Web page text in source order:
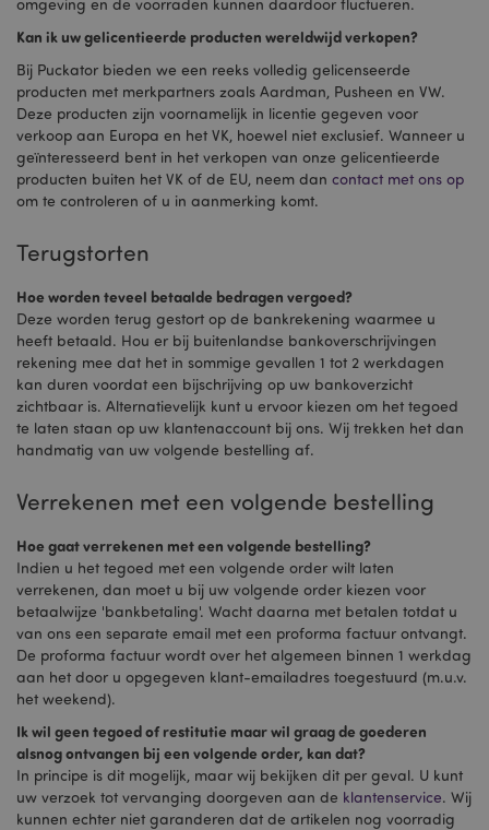
omgeving en de voorraden kunnen daardoor fluctueren.
Kan ik uw gelicentieerde producten wereldwijd verkopen?
Bij Puckator bieden we een reeks volledig gelicenseerde
producten met merkpartners zoals Aardman, Pusheen en VW.
Deze producten zijn voornamelijk in licentie gegeven voor
verkoop aan Europa en het VK, hoewel niet exclusief. Wanneer u
geïnteresseerd bent in het verkopen van onze gelicentieerde
producten buiten het VK of de EU, neem dan contact met ons op
om te controleren of u in aanmerking komt.
Terugstorten
Hoe worden teveel betaalde bedragen vergoed?
Deze worden terug gestort op de bankrekening waarmee u
heeft betaald. Hou er bij buitenlandse bankoverschrijvingen
rekening mee dat het in sommige gevallen 1 tot 2 werkdagen
kan duren voordat een bijschrijving op uw bankoverzicht
zichtbaar is. Alternatievelijk kunt u ervoor kiezen om het tegoed
te laten staan op uw klantenaccount bij ons. Wij trekken het dan
handmatig van uw volgende bestelling af.
Verrekenen met een volgende bestelling
Hoe gaat verrekenen met een volgende bestelling?
Indien u het tegoed met een volgende order wilt laten
verrekenen, dan moet u bij uw volgende order kiezen voor
betaalwijze 'bankbetaling'. Wacht daarna met betalen totdat u
van ons een separate email met een proforma factuur ontvangt.
De proforma factuur wordt over het algemeen binnen 1 werkdag
aan het door u opgegeven klant-emailadres toegestuurd (m.u.v.
het weekend).
Ik wil geen tegoed of restitutie maar wil graag de goederen
alsnog ontvangen bij een volgende order, kan dat?
In principe is dit mogelijk, maar wij bekijken dit per geval. U kunt
uw verzoek tot vervanging doorgeven aan de klantenservice. Wij
kunnen echter niet garanderen dat de artikelen nog voorradig